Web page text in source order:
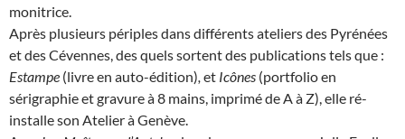
monitrice.
Après plusieurs périples dans différents ateliers des Pyrénées
et des Cévennes, des quels sortent des publications tels que :
Estampe (livre en auto-édition), et Icônes (portfolio en
sérigraphie et gravure à 8 mains, imprimé de A à Z), elle ré-
installe son Atelier à Genève.